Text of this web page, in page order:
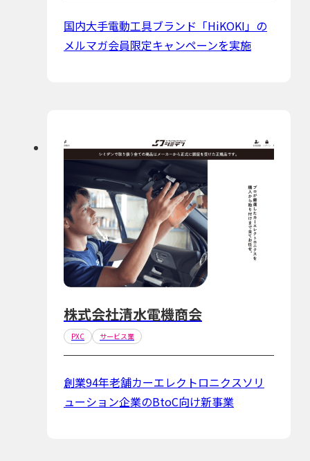
国内大手電動工具ブランド「HiKOKI」の
メルマガ会員限定キャンペーンを実施
株式会社清水電機商会
PXC サービス業
創業94年老舗カーエレクトロニクスソリ
ューション企業のBtoC向け新事業